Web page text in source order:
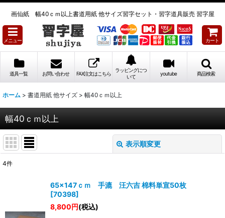
画仙紙 幅40ｃｍ以上書道用紙 他サイズ習字セット・習字道具販売 習字屋
メニュー カート
道具一覧 お問い合わせ FAX注文はこちら
ラッピングにつ
いて
youtube 商品検索
ホーム > 書道用紙 他サイズ > 幅40ｃｍ以上
幅40ｃｍ以上
表示順変更
4件
65×147ｃｍ 手漉 汪六吉 棉料単宣50枚
[70398]
8,800円(税込)